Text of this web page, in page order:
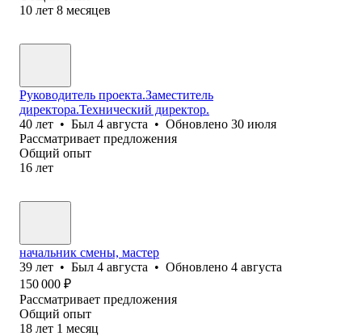
10 лет 8 месяцев
Руководитель проекта.Заместитель
директора.Технический директор.
40 лет • Был 4 августа • Обновлено 30 июля
Рассматривает предложения
Общий опыт
16 лет
начальник смены, мастер
39 лет • Был 4 августа • Обновлено 4 августа
150 000 ₽
Рассматривает предложения
Общий опыт
18 лет 1 месяц